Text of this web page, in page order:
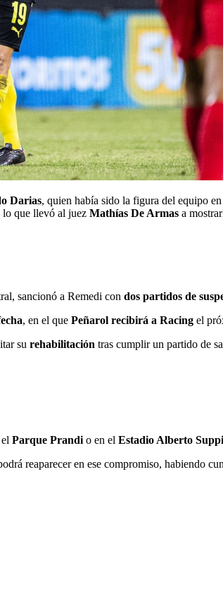
Darias, quien había sido la figura del equipo
lo que llevó al juez Mathías De Armas a
sancionó a Remedi con dos partidos de
, en el que Peñarol recibirá a Racing el
su rehabilitación tras cumplir un partido de
Parque Prandi o en el Estadio Alberto
reaparecer en ese compromiso, habiendo